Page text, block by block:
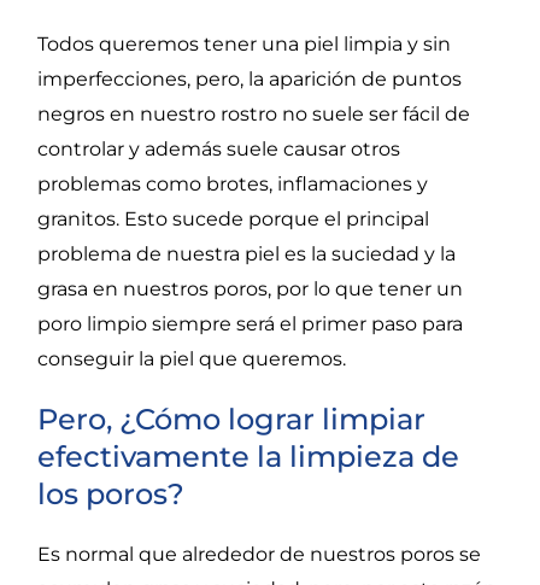
Todos queremos tener una piel limpia y sin
imperfecciones, pero, la aparición de puntos
negros en nuestro rostro no suele ser fácil de
controlar y además suele causar otros
problemas como brotes, inflamaciones y
granitos. Esto sucede porque el principal
problema de nuestra piel es la suciedad y la
grasa en nuestros poros, por lo que tener un
poro limpio siempre será el primer paso para
conseguir la piel que queremos.
Pero, ¿Cómo lograr limpiar
efectivamente la limpieza de
los poros?
Es normal que alrededor de nuestros poros se